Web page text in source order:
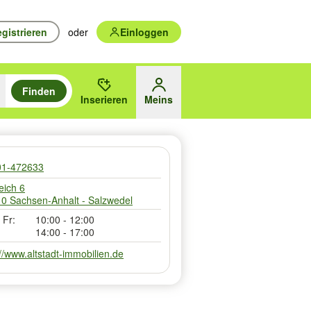
oder Einloggen
und mit Eingabetaste auswählen.
um zu suchen, oder Vorschläge mit den Pfeiltasten nach oben/
Finden
Inserieren Meins
472633
6
Sachsen-Anhalt - Salzwedel
Fr:
10:00 - 12:00
14:00 - 17:00
www.altstadt-immobilien.de